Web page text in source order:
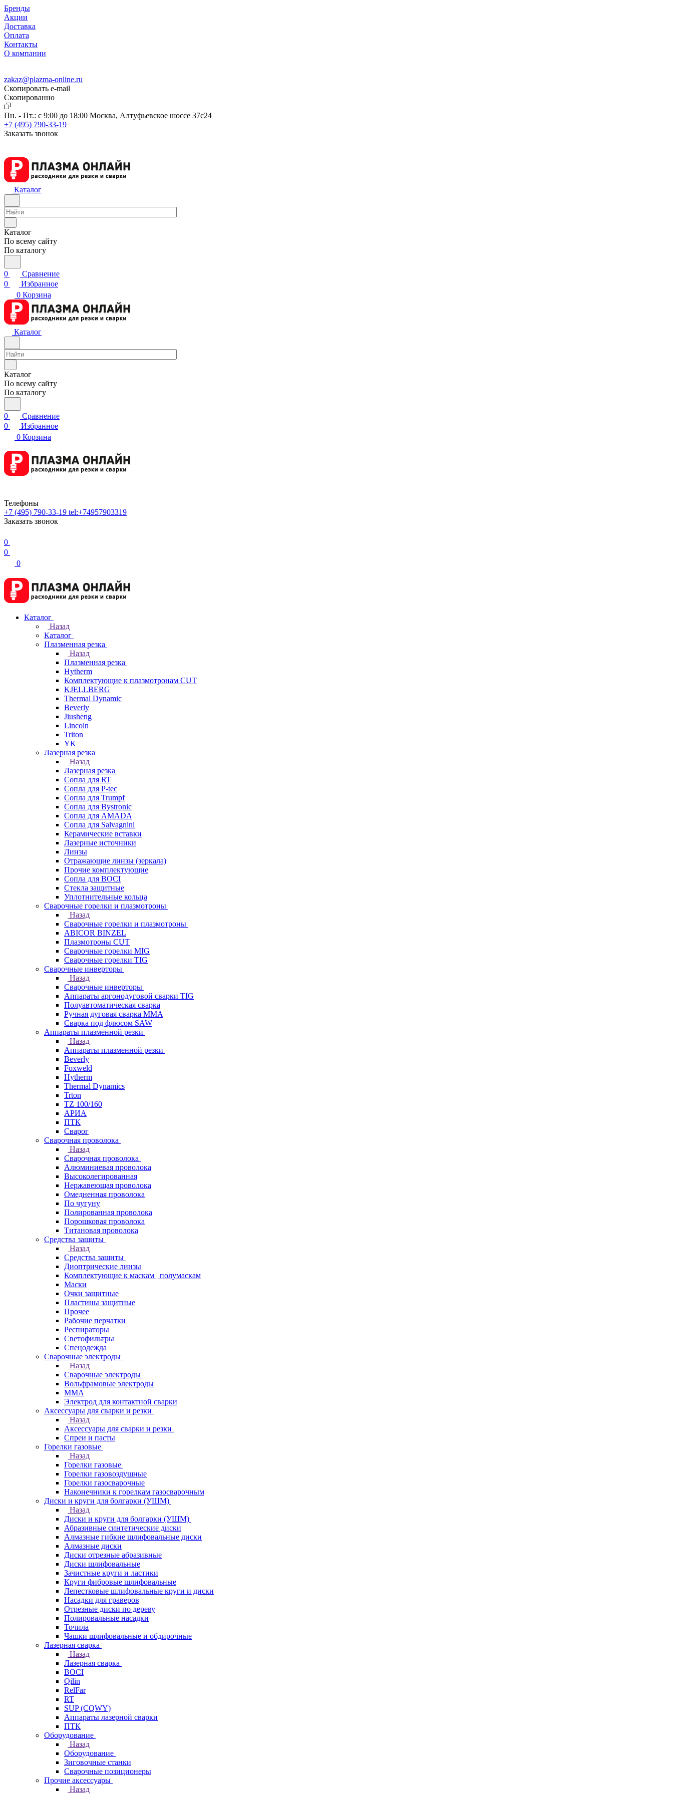
Бренды
Акции
Доставка
Оплата
Контакты
О компании
zakaz@plazma-online.ru
Скопировать e-mail
Cкопированно
Пн. - Пт.: с 9:00 до 18:00 Москва, Алтуфьевское шоссе 37с24
+7 (495) 790-33-19
Заказать звонок
Каталог
Каталог
По всему сайту
По каталогу
0
Сравнение
0
Избранное
0 Корзина
Каталог
Каталог
По всему сайту
По каталогу
0
Сравнение
0
Избранное
0 Корзина
Телефоны
+7 (495) 790-33-19 tel:+74957903319
Заказать звонок
0
0
0
Каталог
Назад
Каталог
Плазменная резка
Назад
Плазменная резка
Hytherm
Комплектующие к плазмотронам CUT
KJELLBERG
Thermal Dynamic
Beverly
Jiusheng
Lincoln
Triton
YK
Лазерная резка
Назад
Лазерная резка
Сопла для RT
Сопла для P-tec
Сопла для Trumpf
Сопла для Bystronic
Сопла для AMADA
Сопла для Salvagnini
Керамические вставки
Лазерные источники
Линзы
Отражающие линзы (зеркала)
Прочие комплектующие
Сопла для BOCI
Стекла защитные
Уплотнительные кольца
Сварочные горелки и плазмотроны
Назад
Сварочные горелки и плазмотроны
ABICOR BINZEL
Плазмотроны CUT
Сварочные горелки MIG
Сварочные горелки TIG
Сварочные инверторы
Назад
Сварочные инверторы
Аппараты аргонодуговой сварки TIG
Полуавтоматическая сварка
Ручная дуговая сварка MMA
Сварка под флюсом SAW
Аппараты плазменной резки
Назад
Аппараты плазменной резки
Beverly
Foxweld
Hytherm
Thermal Dynamics
Trton
TZ 100/160
АРИА
ПТК
Сварог
Сварочная проволока
Назад
Сварочная проволока
Алюминиевая проволока
Высоколегированная
Нержавеющая проволока
Омедненная проволока
По чугуну
Полированная проволока
Порошковая проволока
Титановая проволока
Средства защиты
Назад
Средства защиты
Диоптрические линзы
Комплектующие к маскам | полумаскам
Маски
Очки защитные
Пластины защитные
Прочее
Рабочие перчатки
Респираторы
Светофильтры
Спецодежда
Сварочные электроды
Назад
Сварочные электроды
Вольфрамовые электроды
ММА
Электрод для контактной сварки
Аксессуары для сварки и резки
Назад
Аксессуары для сварки и резки
Спреи и пасты
Горелки газовые
Назад
Горелки газовые
Горелки газовоздушные
Горелки газосварочные
Наконечники к горелкам газосварочным
Диски и круги для болгарки (УШМ)
Назад
Диски и круги для болгарки (УШМ)
Абразивные синтетические диски
Алмазные гибкие шлифовальные диски
Алмазные диски
Диски отрезные абразивные
Диски шлифовальные
Зачистные круги и ластики
Круги фибровые шлифовальные
Лепестковые шлифовальные круги и диски
Насадки для граверов
Отрезные диски по дереву
Полировальные насадки
Точила
Чашки шлифовальные и обдирочные
Лазерная сварка
Назад
Лазерная сварка
BOCI
Qilin
RelFar
RT
SUP (CQWY)
Аппараты лазерной сварки
ПТК
Оборудование
Назад
Оборудование
Зиговочные станки
Сварочные позиционеры
Прочие аксессуары
Назад